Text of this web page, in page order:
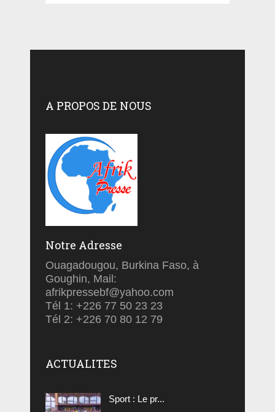
A PROPOS DE NOUS
Notre Adresse
Ouagadougou, Burkina Faso, à
Goughin, Mail:
afrikpressebf@yahoo.com
Tél 1: +226 77 50 23 23
Tél 2: +226 70 80 12 79
ACTUALITES
Sport : Le pr...